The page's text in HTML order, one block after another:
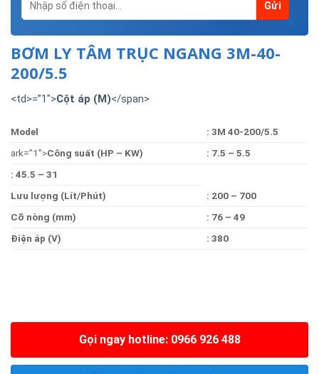
BƠM LY TÂM TRỤC NGANG 3M-40-
200/5.5
<td>=”1″>Cột áp (M)</span>
Model
: 3M 40-200/5.5
ark=”1″>Công suất (HP – KW)
: 7.5 – 5.5
: 45.5 – 31
Lưu lượng (Lít/Phút)
: 200 – 700
Cỡ nòng (mm)
: 76 – 49
Điện áp (V)
: 380
Gọi ngay hotline: 0966 926 488